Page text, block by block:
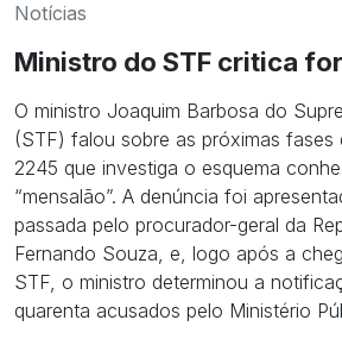
Notícias
Ministro do STF critica
O ministro Joaquim Barbosa do
(STF) falou sobre as próximas fases
2245 que investiga o esquema
“mensalão”. A denúncia foi
passada pelo procurador-geral da
Fernando Souza, e, logo após a
STF, o ministro determinou a
quarenta acusados pelo Ministério